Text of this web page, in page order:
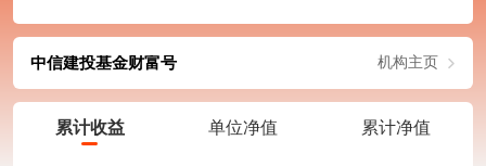
中信建投基金财富号 机构主页
累计收益 单位净值 累计净值